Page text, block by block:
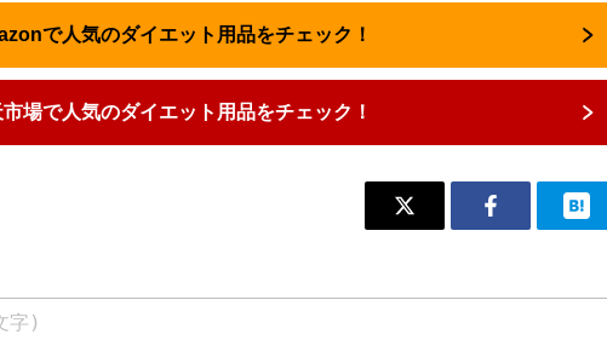
で人気のダイエット用品をチェック！
場で人気のダイエット用品をチェック！